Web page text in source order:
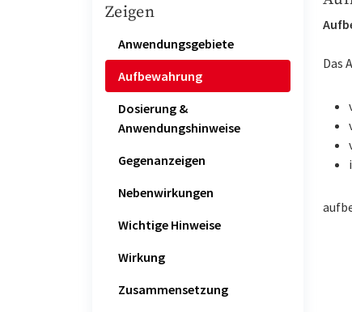
Zeigen
Anwendungsgebiete
Aufbewahrung
Dosierung &
Anwendungshinweise
Gegenanzeigen
Nebenwirkungen
Wichtige Hinweise
Wirkung
Zusammensetzung
Das